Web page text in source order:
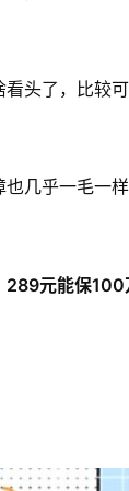
头了，比较
几乎一毛一样
289元能保100